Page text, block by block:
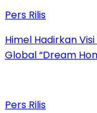
Pers Rilis
Himel Hadirkan
Global “Dream
Pers Rilis